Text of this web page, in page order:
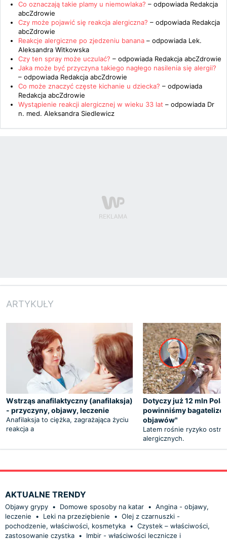
Co oznaczają takie plamy u niemowlaka? – odpowiada Redakcja
abcZdrowie
Czy może pojawić się reakcja alergiczna? – odpowiada Redakcja
abcZdrowie
Reakcje alergiczne po zjedzeniu banana – odpowiada Lek.
Aleksandra Witkowska
Czy ten spray może uczulać? – odpowiada Redakcja abcZdrowie
Jaka może być przyczyna takiego nagłego nasilenia się alergii?
– odpowiada Redakcja abcZdrowie
Co może znaczyć częste kichanie u dziecka? – odpowiada
Redakcja abcZdrowie
Wystąpienie reakcji alergicznej w wieku 33 lat – odpowiada Dr
n. med. Aleksandra Siedlewicz
ARTYKUŁY
Wstrząs anafilaktyczny (anafilaksja)
- przyczyny, objawy, leczenie
Anafilaksja to ciężka, zagrażająca życiu
reakcja a
Dotyczy już 12 mln
powinniśmy
objawów"
Latem rośnie ryzyko
alergicznych.
AKTUALNE TRENDY
Objawy grypy • Domowe sposoby na katar • Angina - objawy,
leczenie
• Leki na przeziębienie • Olej z czarnuszki -
pochodzenie, właściwości, kosmetyka • Czystek – właściwości,
zastosowanie czystka •
Imbir - właściwości lecznicze i